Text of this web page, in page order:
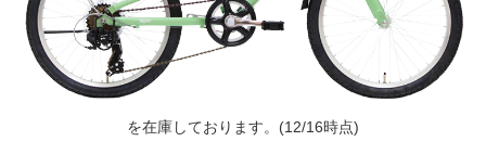
を在庫しております。(12/16時点)